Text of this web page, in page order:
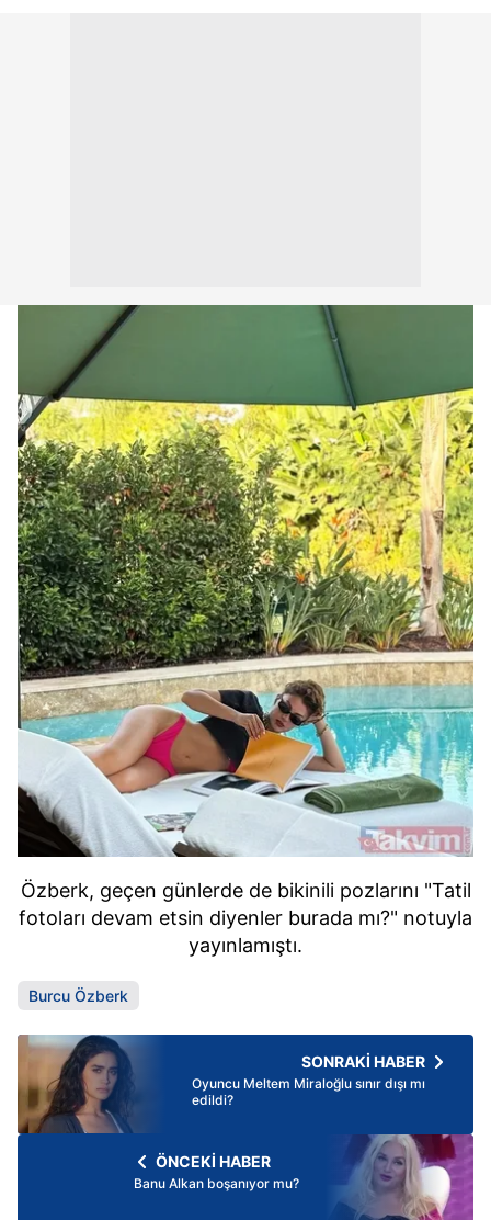
Özberk, geçen günlerde de bikinili pozlarını "Tatil
fotoları devam etsin diyenler burada mı?" notuyla
yayınlamıştı.
Burcu Özberk
SONRAKİ HABER
Oyuncu Meltem Miraloğlu sınır dışı mı
edildi?
ÖNCEKİ HABER
Banu Alkan boşanıyor mu?